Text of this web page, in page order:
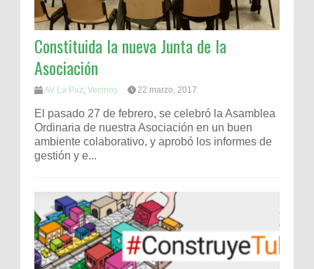
Constituida la nueva Junta de la
Asociación
AV La Paz, Vecinos 22 marzo, 2017
El pasado 27 de febrero, se celebró la Asamblea
Ordinaria de nuestra Asociación en un buen
ambiente colaborativo, y aprobó los informes de
gestión y e...